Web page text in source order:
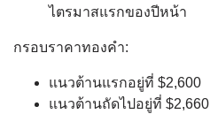
ไตรมาสแรกของปีหน้า
กรอบราคาทองคำ:
แนวต้านแรกอยู่ที่ $2,600
แนวต้านถัดไปอยู่ที่ $2,660